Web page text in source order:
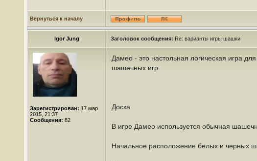
Вернуться к началу
Igor Jung Заголовок сообщения: Re: варианты игры шашки
Зарегистрирован: 17 мар
2015, 21:37
Сообщения: 82
Дамео - это настольная логическая игра
шашечных игр.
Доска
В игре Дамео используется обычная
Начальное расположение белых и черных